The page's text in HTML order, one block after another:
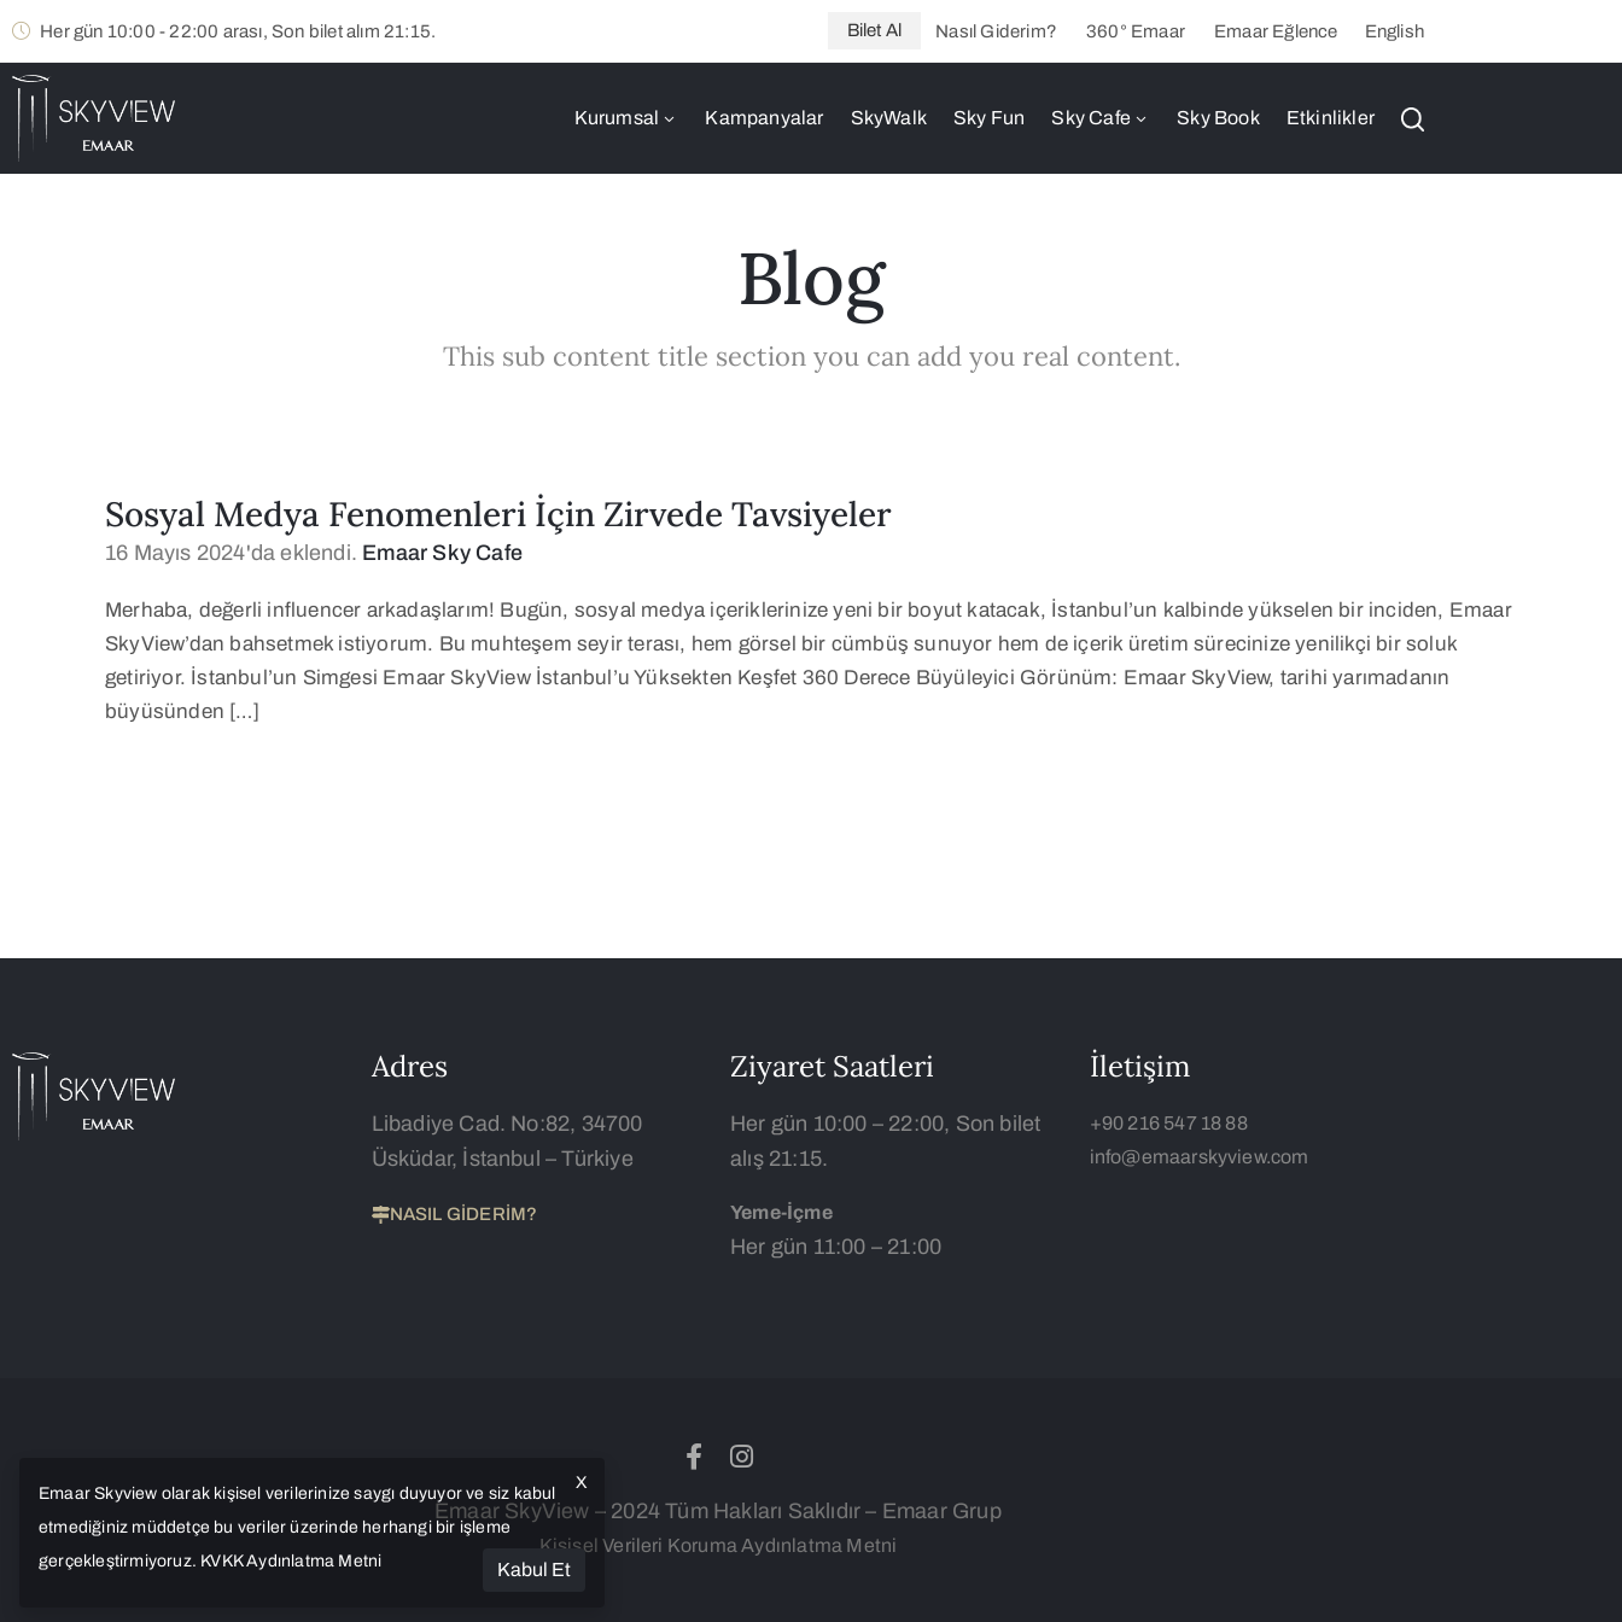
Her gün 10:00 - 22:00 arası, Son bilet alım 21:15. Bilet Al Nasıl Giderim? 360° Emaar Emaar Eğlence English
Kurumsal Kampanyalar SkyWalk Sky Fun Sky Cafe Sky Book Etkinlikler
Blog
This sub content title section you can add you real content.
Sosyal Medya Fenomenleri İçin Zirvede Tavsiyeler
16 Mayıs 2024'da eklendi. Emaar Sky Cafe
Merhaba, değerli influencer arkadaşlarım! Bugün, sosyal medya içeriklerinize yeni bir boyut katacak, İstanbul’un kalbinde yükselen bir inciden, Emaar
SkyView’dan bahsetmek istiyorum. Bu muhteşem seyir terası, hem görsel bir cümbüş sunuyor hem de içerik üretim sürecinize yenilikçi bir soluk
getiriyor. İstanbul’un Simgesi Emaar SkyView İstanbul’u Yüksekten Keşfet 360 Derece Büyüleyici Görünüm: Emaar SkyView, tarihi yarımadanın
büyüsünden […]
Adres
Libadiye Cad. No:82, 34700
Üsküdar, İstanbul – Türkiye
NASIL GİDERİM?
Ziyaret Saatleri
Her gün 10:00 – 22:00, Son bilet
alış 21:15.
Yeme-İçme
Her gün 11:00 – 21:00
İletişim
+90 216 547 18 88
info@emaarskyview.com
Emaar SkyView – 2024 Tüm Hakları Saklıdır – Emaar Grup
Kişisel Verileri Koruma Aydınlatma Metni
X
Emaar Skyview olarak kişisel verilerinize saygı duyuyor ve siz kabul
etmediğiniz müddetçe bu veriler üzerinde herhangi bir işleme
gerçekleştirmiyoruz. KVKK Aydınlatma Metni Kabul Et